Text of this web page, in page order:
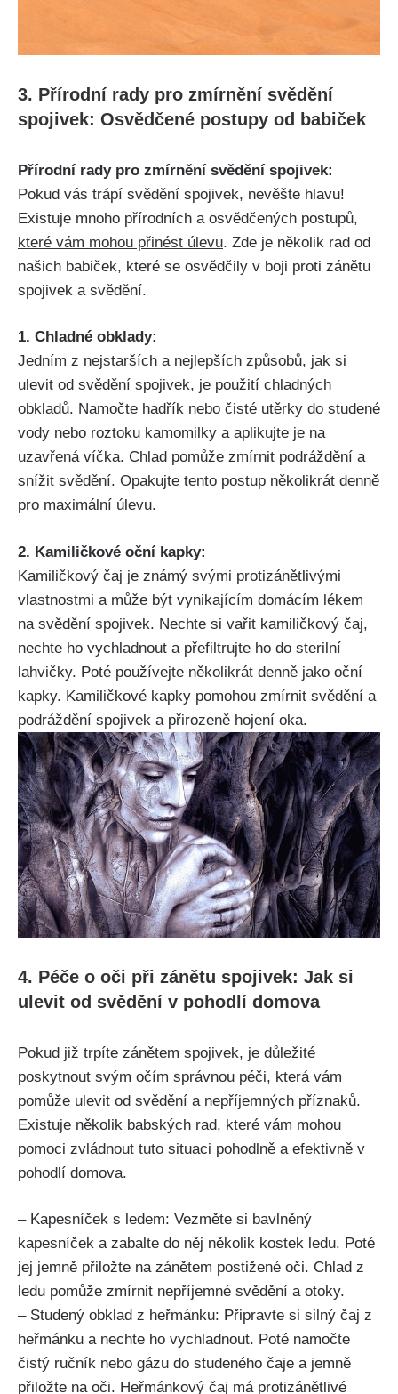
3. Přírodní rady⁤ pro‌ zmírnění svědění
spojivek: Osvědčené postupy od babiček
Přírodní rady pro zmírnění svědění spojivek:
Pokud vás⁢ trápí ‌svědění‌ spojivek,⁣ nevěšte hlavu!
Existuje⁤ mnoho přírodních ⁣a osvědčených postupů,
které ⁣vám ‌mohou přinést​ úlevu. Zde je několik rad od
našich‌ babiček, které se osvědčily v boji proti ⁤zánětu
⁣spojivek a svědění.
1. ​Chladné ‍obklady:
Jedním z nejstarších a nejlepších způsobů, jak si
ulevit od svědění ⁢spojivek, ⁤je‌ použití chladných
obkladů.‌ Namočte hadřík nebo čisté utěrky do studené
vody ⁤nebo roztoku kamomilky⁤ a aplikujte je ⁢na
uzavřená ‌víčka. Chlad pomůže zmírnit podráždění a
⁢snížit svědění. ⁢Opakujte tento ​postup⁤ několikrát ⁣denně
pro maximální úlevu.
2. Kamiličkové oční ⁢kapky:
Kamiličkový čaj je známý svými‍ protizánětlivými
vlastnostmi a ‍může být vynikajícím ‌domácím ‌lékem
na svědění⁣ spojivek. Nechte si vařit ⁣kamiličkový čaj,
⁢nechte⁤ ho vychladnout a přefiltrujte ho⁤ do sterilní
lahvičky.⁤ Poté používejte několikrát denně jako oční
kapky. Kamiličkové ⁤kapky ⁤pomohou​ zmírnit svědění a
podráždění ⁢spojivek a ‍přirozeně​ hojení oka.
4. Péče ⁣o⁢ oči při zánětu spojivek: Jak⁣ si
⁤ulevit od⁢ svědění v pohodlí ‍domova
Pokud‍ již trpíte⁢ zánětem ⁤spojivek, je důležité
poskytnout svým očím správnou péči, která vám
pomůže ulevit od ‌svědění a nepříjemných příznaků.
Existuje několik babských ​rad,⁣ které vám⁣ mohou
pomoci zvládnout tuto situaci ⁣pohodlně ⁢a efektivně ‍v⁤
pohodlí ‍domova.
– Kapesníček ​s ledem: Vezměte si‍ bavlněný⁣
kapesníček a zabalte ‌do něj několik kostek ledu. Poté
jej jemně přiložte ⁤na zánětem ​postižené ⁢oči.‍ Chlad z​
ledu⁤ pomůže ⁢zmírnit‌ nepříjemné svědění a otoky.
– Studený obklad z‍ heřmánku:⁤ Připravte si silný ⁣čaj z
‍heřmánku a nechte ho‌ vychladnout. Poté namočte
čistý ručník ⁣nebo⁣ gázu ‍do studeného čaje a jemně
přiložte ​na oči. Heřmánkový čaj ⁤má protizánětlivé